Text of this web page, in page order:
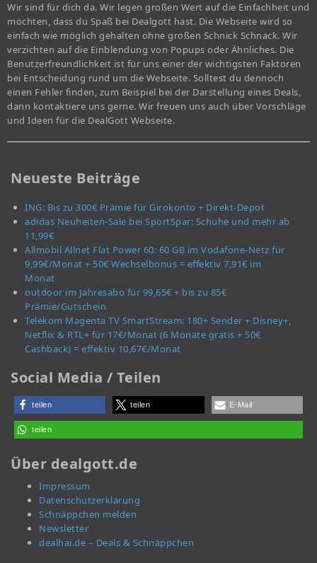
Wir sind für dich da. Wir legen großen Wert auf die Einfachheit und
möchten, dass du Spaß bei Dealgott hast. Die Webseite wird so
einfach wie möglich gehalten ohne großen Schnick Schnack. Wir
verzichten auf die Einblendung von Popups oder Ähnliches. Die
Benutzerfreundlichkeit ist für uns einer der wichtigsten Faktoren
bei Entscheidung rund um die Webseite. Solltest du dennoch
einen Fehler finden, zum Beispiel bei der Darstellung eines Deals,
dann kontaktiere uns gerne. Wir freuen uns auch über Vorschläge
und Ideen für die DealGott Webseite.
Neueste Beiträge
ING: Bis zu 300€ Prämie für Girokonto + Direkt-Depot
adidas Neuheiten-Sale bei SportSpar: Schuhe und mehr ab
11,99€
Allmobil Allnet Flat Power 60: 60 GB im Vodafone-Netz für
9,99€/Monat + 50€ Wechselbonus = effektiv 7,91€ im
Monat
outdoor im Jahresabo für 99,65€ + bis zu 85€
Prämie/Gutschein
Telekom Magenta TV SmartStream: 180+ Sender + Disney+,
Netflix & RTL+ für 17€/Monat (6 Monate gratis + 50€
Cashback) = effektiv 10,67€/Monat
Social Media / Teilen
teilen teilen E-Mail
teilen
Über dealgott.de
Impressum
Datenschutzerklärung
Schnäppchen melden
Newsletter
dealhai.de – Deals & Schnäppchen